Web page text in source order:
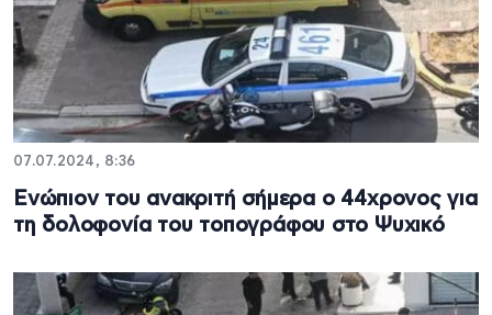
07.07.2024, 8:36
Ενώπιον του ανακριτή σήμερα ο 44χρονος για
τη δολοφονία του τοπογράφου στο Ψυχικό